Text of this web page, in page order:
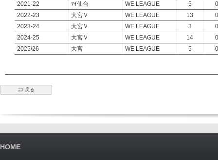
2021-22
ﾏｲ仙台 WE LEAGUE 5
0
2022-23
大宮Ｖ WE LEAGUE 13
0
2023-24
大宮Ｖ WE LEAGUE 3
0
2024-25
大宮Ｖ WE LEAGUE 14
0
2025/26
大宮 WE LEAGUE 5 0
戻る
HOME